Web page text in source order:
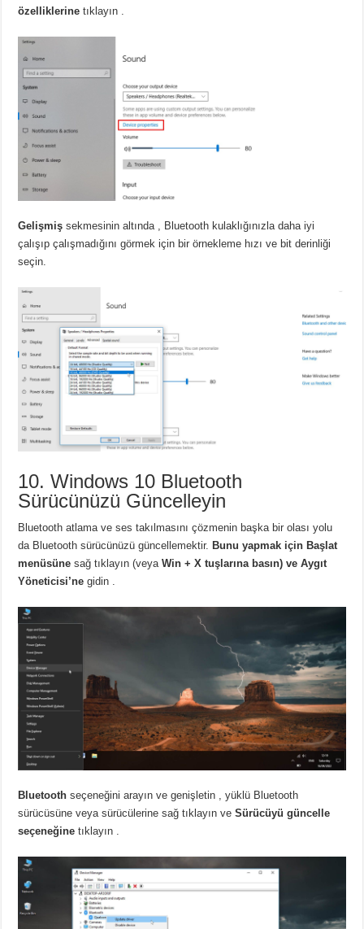
özelliklerine tıklayın .
Gelişmiş sekmesinin altında
, Bluetooth kulaklığınızla daha iyi
çalışıp çalışmadığını görmek için bir örnekleme hızı ve bit derinliği
seçin.
10. Windows 10 Bluetooth
Sürücünüzü Güncelleyin
Bluetooth atlama ve ses takılmasını çözmenin başka bir olası yolu
da Bluetooth sürücünüzü güncellemektir.Bunu yapmak için Başlat
menüsüne sağ tıklayın(veyaWin + X tuşlarına basın) veAygıt
Yöneticisi’ne gidin
Bluetooth seçeneğini arayın ve genişletin , yüklü Bluetooth
sürücüsüne veya sürücülerine sağ tıklayın veSürücüyü güncelle
seçeneğine tıklayın .